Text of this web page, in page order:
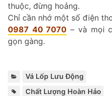
thuộc, đừng hoảng.
Chỉ cần nhớ một số điện
0987 40 7070 – và mọi
gọn gàng.
Vá Lốp Lưu Động
Chất Lượng Hoàn Hảo